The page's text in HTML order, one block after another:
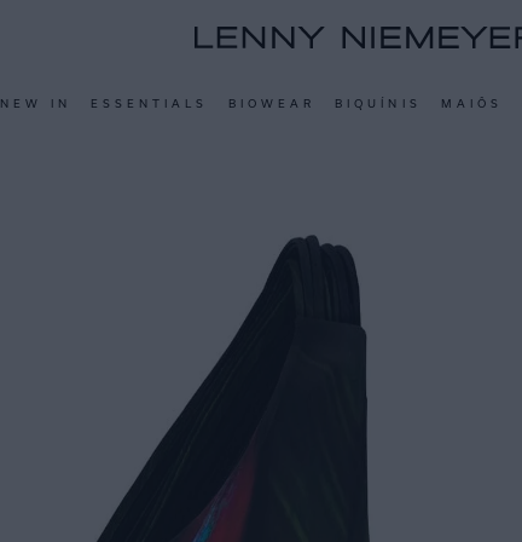
NEW IN ESSENTIALS BIOWEAR BIQUÍNIS MAIÔS